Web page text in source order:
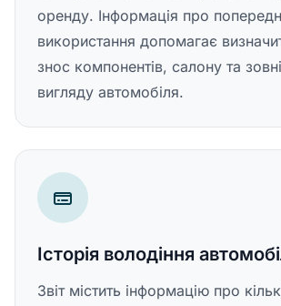
оренду. Інформація про
використання допомагає
знос компонентів, салону та
вигляду автомобіля.
Історія володіння
Звіт містить інформацію про